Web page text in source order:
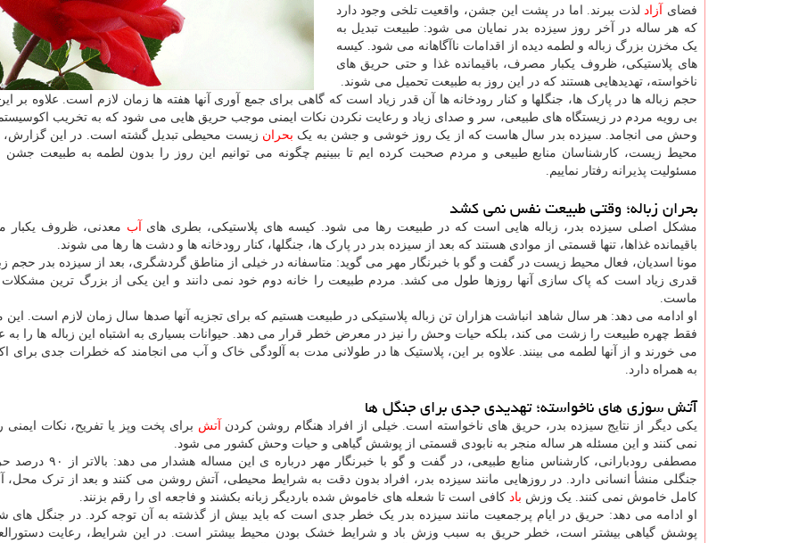
فضای آزادلذت ببرند. اما در پشت این جشن، واقعیت تلخی وجود دارد
که هر ساله در آخر روز سیزده بدر نمایان می شود: طبیعت تبدیل به
یک مخزن بزرگ زباله و لطمه دیده از اقدامات ناآگاهانه می شود. کیسه
های پلاستیکی، ظروف یکبار مصرف، باقیمانده غذا و حتی حریق های
ناخواسته، تهدیدهایی هستند که در این روز به طبیعت تحمیل می شوند.
حجم زباله ها در پارک ها، جنگلها و کنار رودخانه ها آن قدر زیاد است که گاهی برای جمع آوری آنها هفته ها زمان لازم است. علاوه بر
بی رویه مردم در زیستگاه های طبیعی، سر و صدای زیاد و رعایت نکردن نکات ایمنی موجب حریق هایی می شود که به تخریب
وحش می انجامد. سیزده بدر سال هاست که از یک روز خوشی و جشن به یک بحران زیست محیطی تبدیل گشته است. در این گزارش،
محیط زیست، کارشناسان منابع طبیعی و مردم صحبت کرده ایم تا ببینیم چگونه می توانیم این روز را بدون لطمه به طبیعت جشن
مسئولیت پذیرانه رفتار نماییم.
بحران زباله؛ وقتی طبیعت نفس نمی کشد
مشکل اصلی سیزده بدر، زباله هایی است که در طبیعت رها می شود. کیسه های پلاستیکی، بطری های آب معدنی، ظروف
باقیمانده غذاها، تنها قسمتی از موادی هستند که بعد از سیزده بدر در پارک ها، جنگلها، کنار رودخانه ها و دشت ها رها می شوند.
مونا اسدیان، فعال محیط زیست در گفت و گو با خبرنگار مهر می گوید: متاسفانه در خیلی از مناطق گردشگری، بعد از سیزده بدر حجم
قدری زیاد است که پاک سازی آنها روزها طول می کشد. مردم طبیعت را خانه دوم خود نمی دانند و این یکی از بزرگ ترین
ماست.
او ادامه می دهد: هر سال شاهد انباشت هزاران تن زباله پلاستیکی در طبیعت هستیم که برای تجزیه آنها صدها سال زمان لازم است. این
فقط چهره طبیعت را زشت می کند، بلکه حیات وحش را نیز در معرض خطر قرار می دهد. حیوانات بسیاری به اشتباه این زباله ها را به
می خورند و از آنها لطمه می بینند. علاوه بر این، پلاستیک ها در طولانی مدت به آلودگی خاک و آب می انجامند که خطرات جدی برای
به همراه دارد.
آتش سوزی های ناخواسته؛ تهدیدی جدی برای جنگل ها
یکی دیگر از نتایج سیزده بدر، حریق های ناخواسته است. خیلی از افراد هنگام روشن کردن آتش برای پخت وپز یا تفریح، نکات ایمنی
نمی کنند و این مسئله هر ساله منجر به نابودی قسمتی از پوشش گیاهی و حیات وحش کشور می شود.
مصطفی رودبارانی، کارشناس منابع طبیعی، در گفت و گو با
جنگلی منشأ انسانی دارد. در روزهایی مانند سیزده بدر، افراد بدون دقت به شرایط محیطی، آتش روشن می کنند و بعد از ترک محل،
کامل خاموش نمی کنند. یک وزش باد کافی است تا شعله های خاموش شده باردیگر زبانه بکشند و فاجعه ای را رقم بزنند.
او ادامه می دهد: حریق در ایام پرجمعیت مانند سیزده بدر یک خطر جدی است که باید بیش از گذشته به آن توجه کرد. در جنگل های
پوشش گیاهی بیشتر است، خطر حریق به سبب وزش باد و شرایط خشک بودن محیط بیشتر است. در این شرایط، رعایت